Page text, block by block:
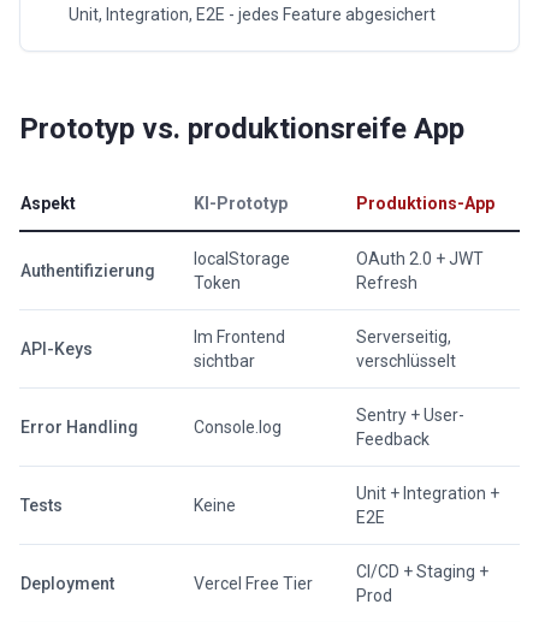
Unit, Integration, E2E - jedes Feature abgesichert
Prototyp vs. produktionsreife App
Aspekt KI-Prototyp Produktions-App
Authentifizierung
localStorage
Token
OAuth 2.0 + JWT
Refresh
API-Keys
Im Frontend
sichtbar
Serverseitig,
verschlüsselt
Error Handling Console.log
Sentry + User-
Feedback
Tests Keine
Unit + Integration +
E2E
Deployment Vercel Free Tier
CI/CD + Staging +
Prod